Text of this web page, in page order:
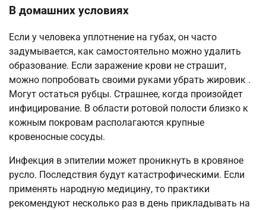
В домашних условиях
Если у человека уплотнение на губах, он часто
задумывается, как самостоятельно можно удалить
образование. Если заражение крови не страшит,
можно попробовать своими руками убрать жировик .
Могут остаться рубцы. Страшнее, когда произойдет
инфицирование. В области ротовой полости близко к
кожным покровам располагаются крупные
кровеносные сосуды.
Инфекция в эпителии может проникнуть в кровяное
русло. Последствия будут катастрофическими. Если
применять народную медицину, то практики
рекомендуют несколько раз в день прикладывать на